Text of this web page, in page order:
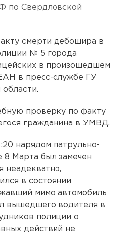
по Свердловской
смерти дебошира в
№ 5 города
в произошедшем
в пресс-службе ГУ
проверку по факту
гражданина в УМВД.
нарядом патрульно-
8 Марта был замечен
неадекватно,
в состоянии
мимо автомобиль
вышедшего водителя в
полиции о
действий не